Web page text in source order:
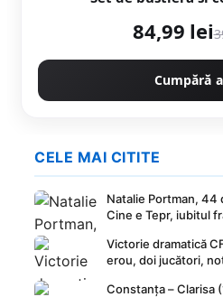
84,99 lei
Cumpără
CELE MAI CITITE
Natalie Portman, 44
Cine e Tepr, iubitul
Victorie dramatică
erou, doi jucători,
Constanța – Clarisa